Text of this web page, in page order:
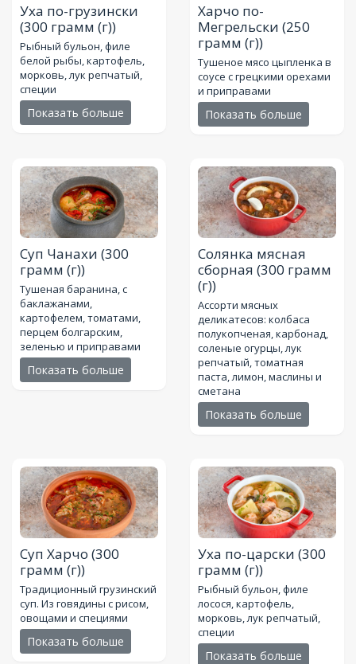
Уха по-грузински
(300 грамм (г))
Рыбный бульон, филе
белой рыбы, картофель,
морковь, лук репчатый,
специи
Показать больше
Харчо по-
Мегрельски (250
грамм (г))
Тушеное мясо цыпленка в
соусе с грецкими орехами
и приправами
Показать больше
Суп Чанахи (300
грамм (г))
Тушеная баранина, с
баклажанами,
картофелем, томатами,
перцем болгарским,
зеленью и приправами
Показать больше
Солянка мясная
сборная (300 грамм
(г))
Ассорти мясных
деликатесов: колбаса
полукопченая, карбонад,
соленые огурцы, лук
репчатый, томатная
паста, лимон, маслины и
сметана
Показать больше
Суп Харчо (300
грамм (г))
Традиционный грузинский
суп. Из говядины с рисом,
овощами и специями
Показать больше
Уха по-царски (300
грамм (г))
Рыбный бульон, филе
лосося, картофель,
морковь, лук репчатый,
специи
Показать больше